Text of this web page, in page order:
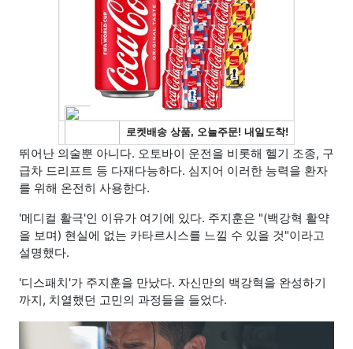
뛰어난 의술뿐 아니다. 오토바이 운전을 비롯해 헬기 조종, 구
급차 드리프트 등 다재다능하다. 심지어 이러한 능력을 환자
를 위해 온전히 사용한다.
'메디컬 활극'인 이유가 여기에 있다. 주지훈은 "(백강혁 활약
을 보며) 현실에 없는 카타르시스를 느낄 수 있을 것"이라고
설명했다.
'디스패치'가 주지훈을 만났다. 자신만의 백강혁을 완성하기
까지, 치열했던 고민의 과정들을 들었다.